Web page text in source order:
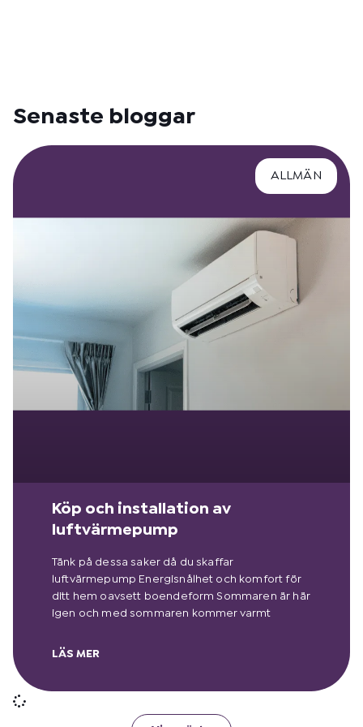
Senaste bloggar
ALLMÄN
Köp och installation av
luftvärmepump
Tänk på dessa saker då du skaffar
luftvärmepump Energisnålhet och komfort för
ditt hem oavsett boendeform Sommaren är här
igen och med sommaren kommer varmt
LÄS MER